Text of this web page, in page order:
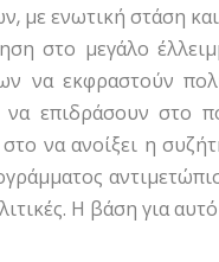
με ενωτική στάση
στο μεγάλο
να εκφραστούν
επιδράσουν στο
να ανοίξει η
Η βάση για